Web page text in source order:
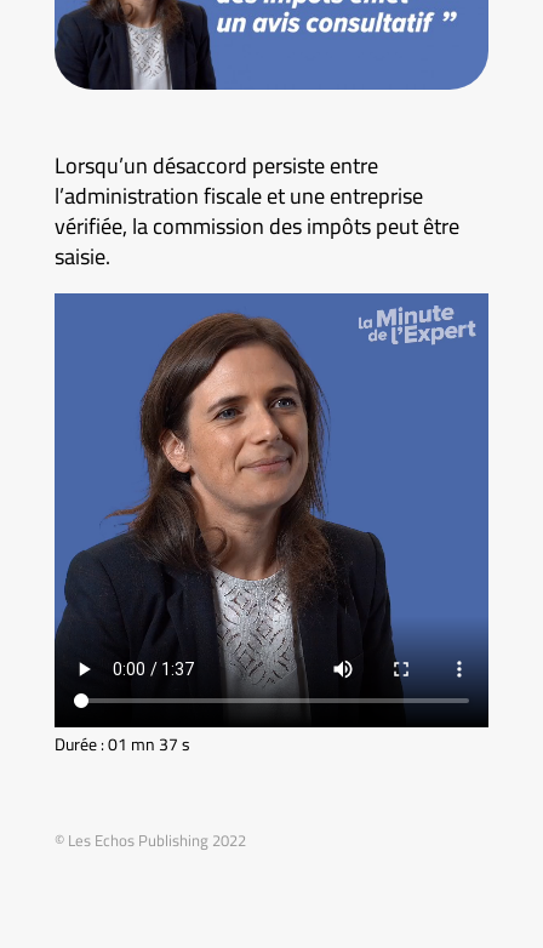
Lorsqu’un désaccord persiste entre
l’administration fiscale et une entreprise
vérifiée, la commission des impôts peut être
saisie.
Durée : 01 mn 37 s
© Les Echos Publishing 2022